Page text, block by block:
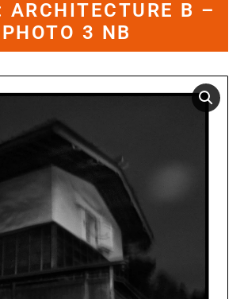
ARCHITECTURE B –
PHOTO 3 NB